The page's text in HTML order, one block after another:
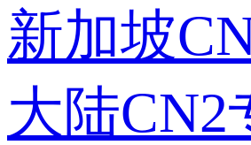
新加坡
大陆